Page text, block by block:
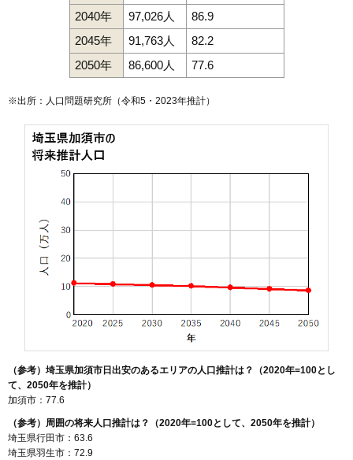
2040年
97,026人
86.9
2045年
91,763人
82.2
2050年
86,600人 77.6
※出所：人口問題研究所（令和5・2023年推計）
（参考）埼玉県加須市日出安のあるエリアの人口推計は？（2020年=100とし
て、2050年を推計）
加須市：77.6
（参考）周囲の将来人口推計は？（2020年=100として、2050年を推計）
埼玉県行田市：63.6
埼玉県羽生市：72.9